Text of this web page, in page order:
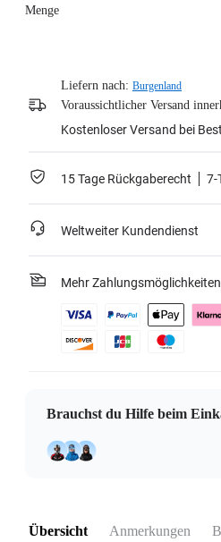
Menge
Liefern nach: Burgenland
Voraussichtlicher Versand
Kostenloser Versand bei
15 Tage Rückgaberecht 7-
Weltweiter Kundendienst
Mehr Zahlungsmöglichkeiten
Brauchst du Hilfe beim
Übersicht Anmerkungen